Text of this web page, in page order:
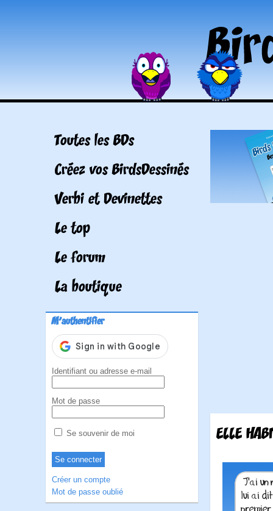
Toutes les BDs
Créez vos BirdsDessinés
Verbi et Devinettes
Le top
Le forum
La boutique
M'authentifier
Identifiant ou adresse e-mail
Mot de passe
Se souvenir de moi
Créer un compte
Mot de passe oublié
ELLE